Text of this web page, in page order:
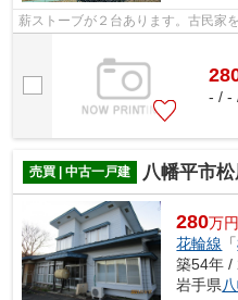
薪ストーブが２台あります。古民家
- / -
売買 | 中古一戸建 八幡平市
280万円
花輪線 「
築54年 /
岩手県